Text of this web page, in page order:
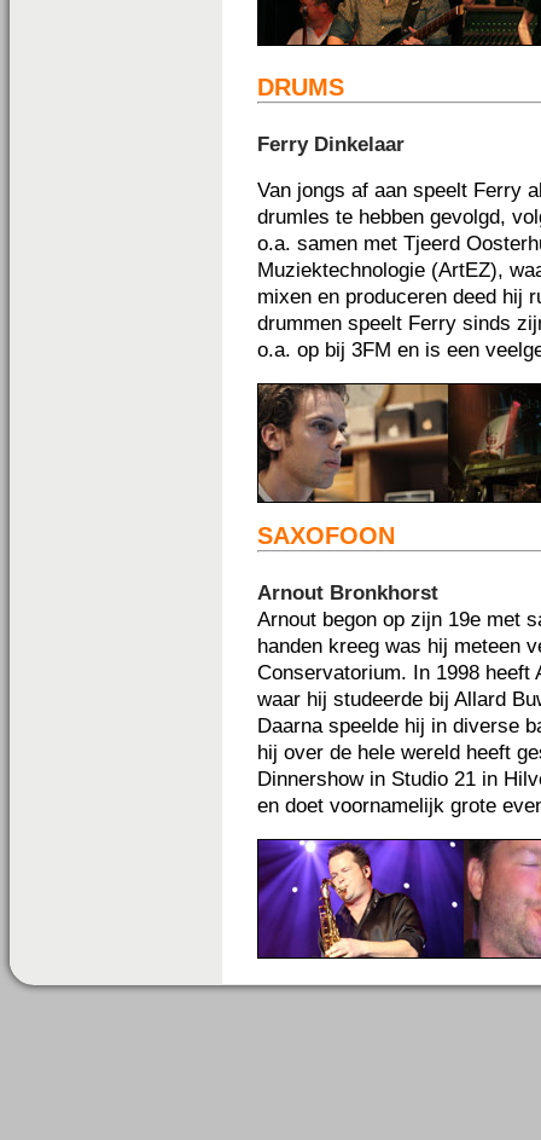
DRUMS
Ferry Dinkelaar
Van jongs af aan speelt Ferry
drumles te hebben gevolgd,
o.a. samen met Tjeerd
Muziektechnologie (ArtEZ),
mixen en produceren deed hij
drummen speelt Ferry sinds
o.a. op bij 3FM en is een
SAXOFOON
Arnout Bronkhorst
Arnout begon op zijn 19e met
handen kreeg was hij meteen
Conservatorium. In 1998 heeft
waar hij studeerde bij Allard
Daarna speelde hij in diverse
hij over de hele wereld heeft
Dinnershow in Studio 21 in
en doet voornamelijk grote